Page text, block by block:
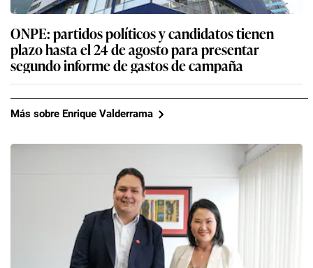
ONPE: partidos políticos y candidatos tienen
plazo hasta el 24 de agosto para presentar
segundo informe de gastos de campaña
Más sobre Enrique Valderrama